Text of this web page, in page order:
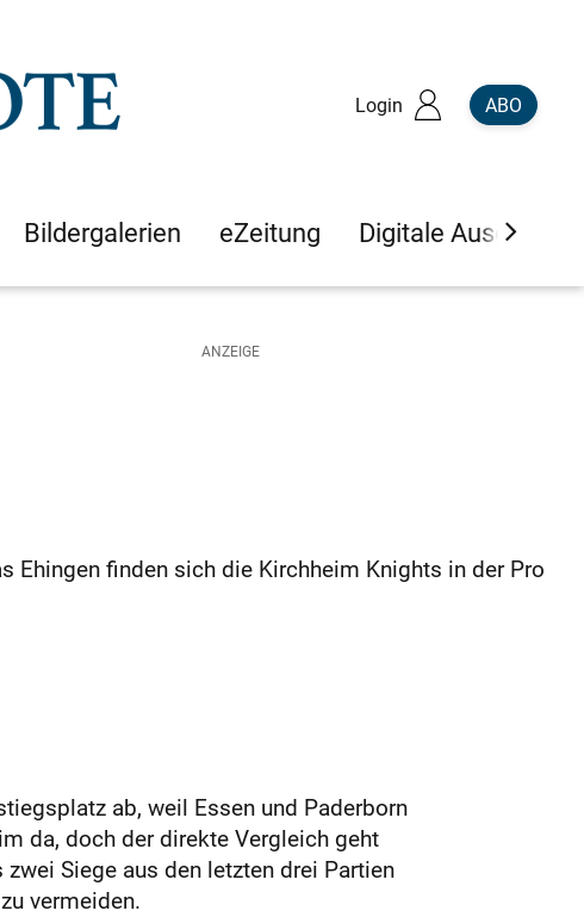
Login ABO
Bildergalerien eZeitung Digitale Ausgaben
Ehingen finden sich die Kirchheim Knights in der Pro
ab, weil Essen und Paderborn
da, doch der direkte Vergleich geht
Siege aus den letzten drei Partien
vermeiden.